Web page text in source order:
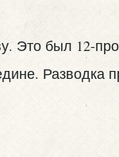
Это был 12-
Разводка